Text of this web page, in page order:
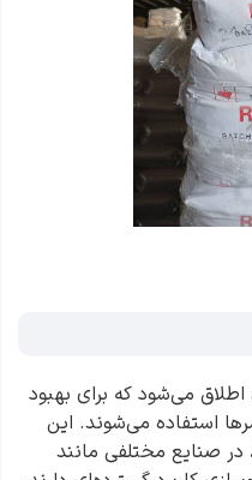
اطلاق می‌شود که برای بهبود
استفاده می‌شوند. این
در صنایع مختلفی مانند